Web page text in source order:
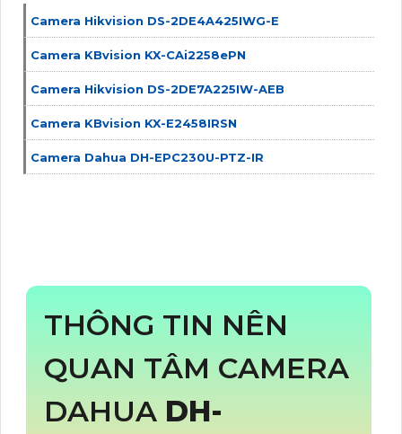
Camera Hikvision DS-2DE4A425IWG-E
Camera KBvision KX-CAi2258ePN
Camera Hikvision DS-2DE7A225IW-AEB
Camera KBvision KX-E2458IRSN
Camera Dahua DH-EPC230U-PTZ-IR
THÔNG TIN NÊN
QUAN TÂM CAMERA
DAHUA DH-